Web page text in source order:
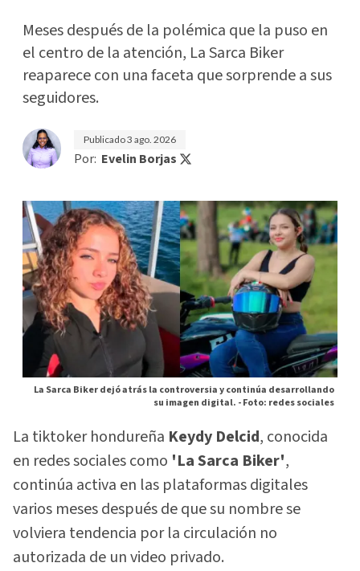
Meses después de la polémica que la puso en
el centro de la atención, La Sarca Biker
reaparece con una faceta que sorprende a sus
seguidores.
Publicado3 ago. 2026
Por: Evelin Borjas
La Sarca Biker dejó atrás la controversia y continúa desarrollando
su imagen digital. -Foto: redes sociales
La tiktoker hondureña Keydy Delcid, conocida
en redes sociales como 'La Sarca Biker',
continúa activa en las plataformas digitales
varios meses después de que su nombre se
volviera tendencia por la circulación no
autorizada de un video privado.